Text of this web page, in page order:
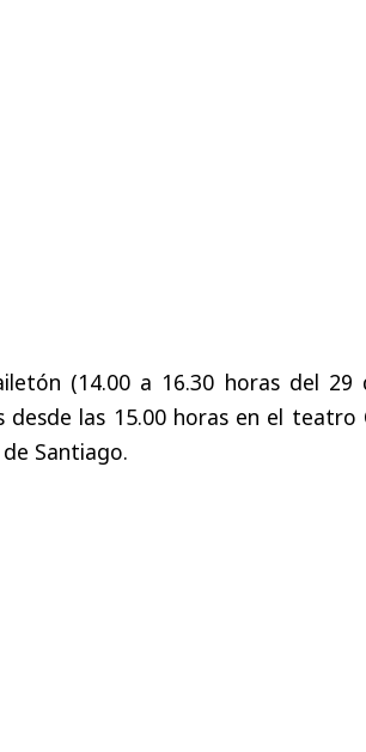
(14.00 a 16.30 horas del 29
las 15.00 horas en el teatro
Santiago.